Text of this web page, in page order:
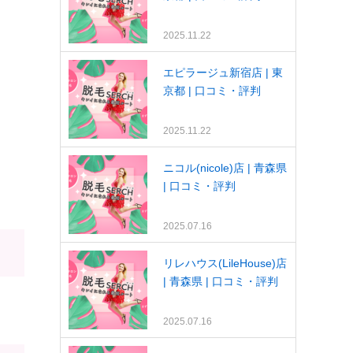
2025.11.22
エピラージュ新宿店 | 東
京都 | 口コミ・評判
2025.11.22
ニコル(nicole)店 | 青森県
| 口コミ・評判
2025.07.16
リレハウス(LileHouse)店
| 青森県 | 口コミ・評判
2025.07.16